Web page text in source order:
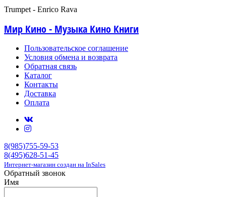
Trumpet - Enrico Rava
Мир Кино - Музыка Кино Книги
Пользовательское соглашение
Условия обмена и возврата
Обратная связь
Каталог
Контакты
Доставка
Оплата
8(985)755-59-53
8(495)628-51-45
Интернет-магазин создан на InSales
Обратный звонок
Имя